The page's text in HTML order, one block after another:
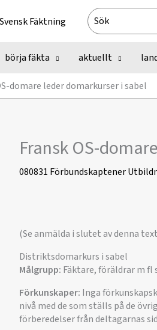
Search
for:
börja fäkta aktuellt
domare leder domarkurser i sabel
Fransk OS-
080831 Förbundskaptener
(Se anmälda i slutet av denna
Distriktsdomarkurs i sabel
Målgrupp: Fäktare, föräldrar m fl
Förkunskaper: Inga
nivå med de som ställs på de
förberedelser från deltagarnas